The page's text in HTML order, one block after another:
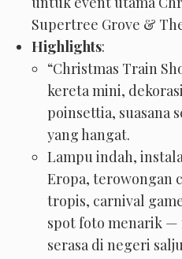
Supertree Grove &
Highlights:
“Christmas Train
kereta mini,
poinsettia, suasana
yang hangat.
Lampu indah,
Eropa, terowongan
tropis, carnival
spot foto menarik —
serasa di negeri